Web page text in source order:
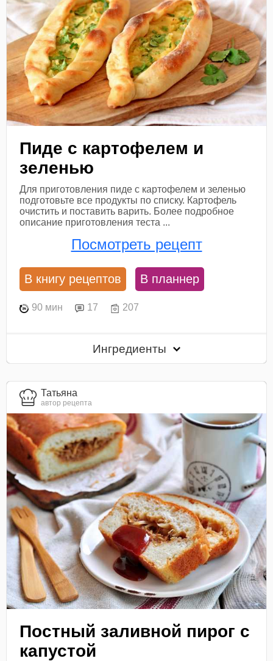
Пиде с картофелем и
зеленью
Для приготовления пиде с картофелем и зеленью
подготовьте все продукты по списку. Картофель
очистить и поставить варить. Более подробное
описание приготовления теста ...
Посмотреть рецепт
В книгу рецептов В планнер
90 мин 17 207
Ингредиенты
Татьяна
автор рецепта
Постный заливной пирог с
капустой